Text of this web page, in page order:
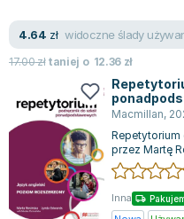
4.64 zł widoczne ślady
17.00złtaniej o 12.36 zł
Poziom
Macmillan,
przez Martę
dr Moniki
Inna